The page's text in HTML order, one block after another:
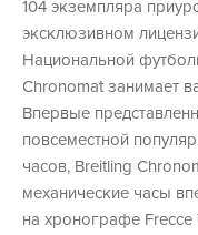
104 экземпляра
эксклюзивном
Национальной
Chronomat занимает
Впервые
повсеместной
часов, Breitling
механические часы
на хронографе